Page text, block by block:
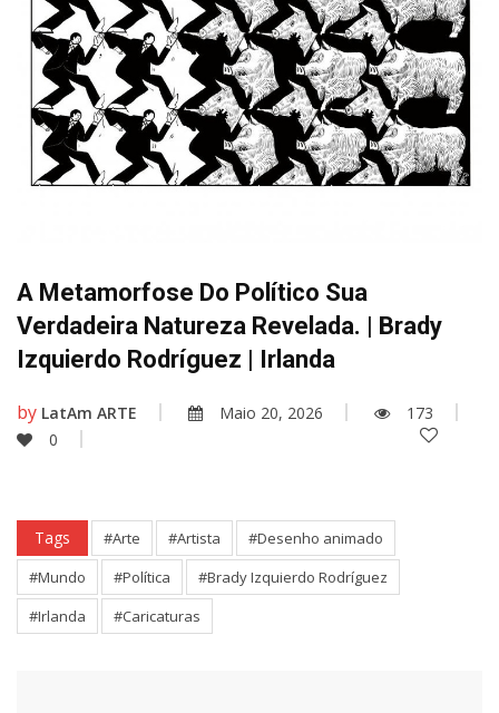
A Metamorfose Do Político Sua
Verdadeira Natureza Revelada. | Brady
Izquierdo Rodríguez | Irlanda
by LatAm ARTE Maio 20, 2026
173
0
Tags #Arte #Artista
#Desenho animado
#Mundo
#Política
#Brady Izquierdo Rodríguez
#Irlanda
#Caricaturas